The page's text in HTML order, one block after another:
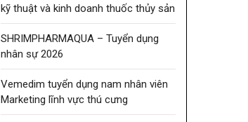
kỹ thuật và kinh doanh thuốc thủy sản
SHRIMPHARMAQUA – Tuyển dụng
nhân sự 2026
Vemedim tuyển dụng nam nhân viên
Marketing lĩnh vực thú cưng